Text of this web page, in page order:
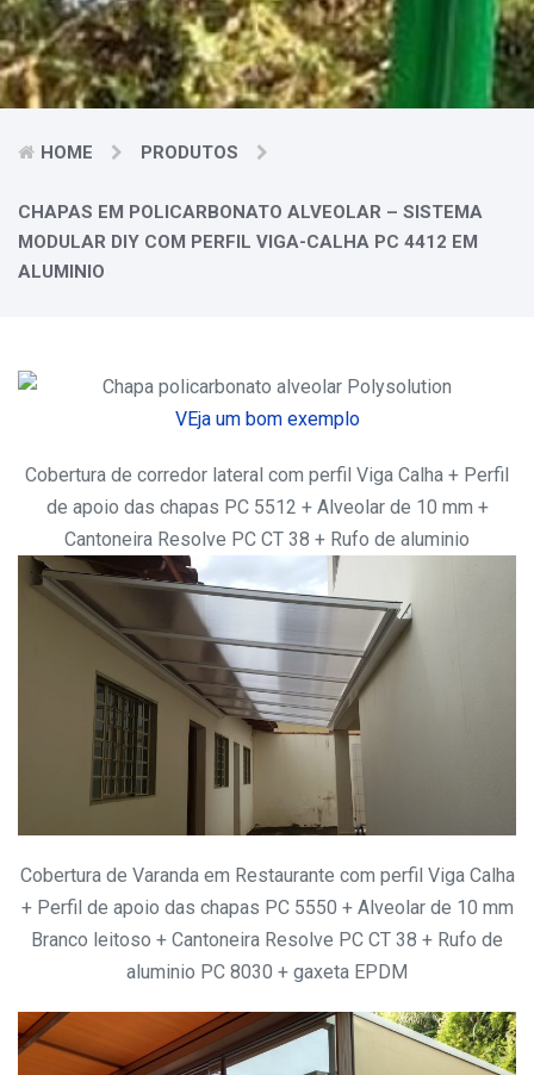
HOME PRODUTOS
CHAPAS EM POLICARBONATO ALVEOLAR – SISTEMA
MODULAR DIY COM PERFIL VIGA-CALHA PC 4412 EM
ALUMINIO
VEja um bom exemplo
Cobertura de corredor lateral com perfil Viga Calha + Perfil
de apoio das chapas PC 5512 + Alveolar de 10 mm +
Cantoneira Resolve PC CT 38 + Rufo de aluminio
Cobertura de Varanda em Restaurante com perfil Viga Calha
+ Perfil de apoio das chapas PC 5550 + Alveolar de 10 mm
Branco leitoso + Cantoneira Resolve PC CT 38 + Rufo de
aluminio PC 8030 + gaxeta EPDM